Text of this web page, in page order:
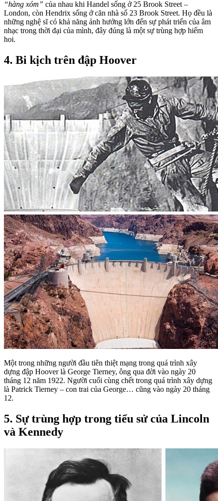
“hàng xóm” của nhau khi Handel sống ở 25 Brook Street –
London, còn Hendrix sống ở căn nhà số 23 Brook Street. Họ đều là
những nghệ sĩ có khả năng ảnh hưởng lớn đến sự phát triển của âm
nhạc trong thời đại của mình, đây đúng là một sự trùng hợp hiếm
hoi.
4. Bi kịch trên đập Hoover
Một trong những người đầu tiên thiệt mạng trong quá trình xây
dựng đập Hoover là George Tierney, ông qua đời vào ngày 20
tháng 12 năm 1922. Người cuối cùng chết trong quá trình xây dựng
là Patrick Tierney – con trai của George… cũng vào ngày 20 tháng
12.
5. Sự trùng hợp trong tiểu sử của Lincoln
và Kennedy